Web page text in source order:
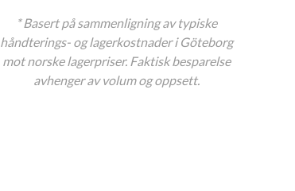
* Basert på sammenligning av typiske
håndterings- og lagerkostnader i Göteborg
mot norske lagerpriser. Faktisk besparelse
avhenger av volum og oppsett.